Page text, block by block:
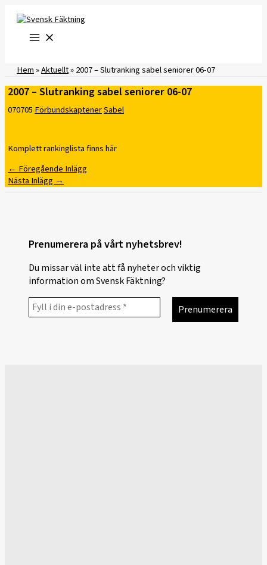
innehåll
Hem»Aktuellt»2007 – Slutranking sabel seniorer 06-07
2007 – Slutranking sabel seniorer 06-07
070705FörbundskaptenerSabel
Komplett rankinglista finns här
←Föregående Inlägg
Nästa Inlägg→
Prenumerera på vårt nyhetsbrev!
Du missar väl inte att få nyheter och viktig
information om Svensk Fäktning?